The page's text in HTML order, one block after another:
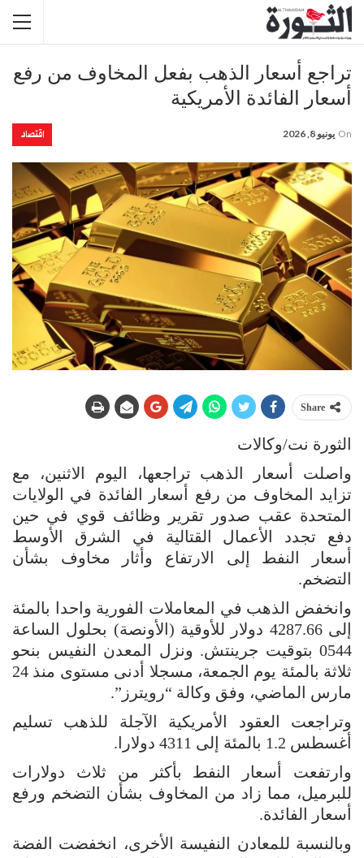
تراجع أسعار الذهب بفعل المخاوف من رفع
أسعار الفائدة الأمريكية
اقتصاد On يونيو 8, 2026
Share
الثورة نت/وكالات
واصلت أسعار الذهب تراجعها، اليوم الاثنين، مع
تزايد المخاوف من رفع أسعار الفائدة في الولايات
المتحدة عقب صدور تقرير وظائف قوي في حين
دفع تجدد الأعمال القتالية ‌في الشرق الأوسط
أسعار النفط إلى الارتفاع وأثار مخاوف بشأن
التضخم.
وانخفض الذهب في المعاملات الفورية واحدا بالمئة
إلى 4287.66 دولار للأوقية (الأونصة) بحلول الساعة
0544 بتوقيت جرينتش. ونزل المعدن النفيس بنحو
ثلاثة بالمئة يوم الجمعة، مسجلا أدنى مستوى منذ 24
مارس الماضي، وفق وكالة “رويترز”.
وتراجعت العقود الأمريكية الآجلة للذهب تسليم
أغسطس 1.2 بالمئة إلى 4311 دولارا.
وارتفعت أسعار النفط بأكثر من ثلاث دولارات
للبرميل، مما زاد من المخاوف بشأن التضخم ورفع
أسعار الفائدة.
وبالنسبة للمعادن النفيسة الأخرى، انخفضت الفضة